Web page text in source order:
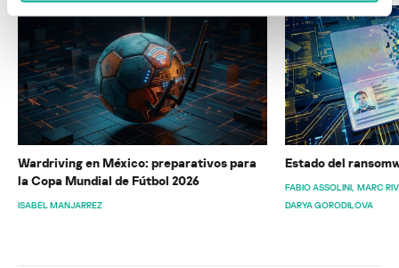
Wardriving en México: preparativos para
la Copa Mundial de Fútbol 2026
ISABEL MANJARREZ
Estado del
FABIO ASSOLINI MARC
DARYA GORODILOVA